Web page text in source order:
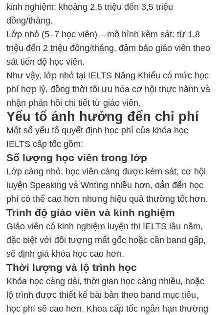
kinh nghiệm: khoảng 2,5 triệu đến 3,5 triệu
đồng/tháng.
Lớp nhỏ (5–7 học viên) – mô hình kèm sát: từ 1,8
triệu đến 2 triệu đồng/tháng, đảm bảo giáo viên theo
sát tiến độ học viên.
Như vậy, lớp nhỏ tại IELTS Năng Khiếu có mức học
phí hợp lý, đồng thời tối ưu hóa cơ hội thực hành và
nhận phản hồi chi tiết từ giáo viên.
Yếu tố ảnh hưởng đến chi phí
Một số yếu tố quyết định học phí của khóa học
IELTScấp tốc gồm:
Số lượng học viên trong lớp
Lớp càng nhỏ, học viên càng được kèm sát, cơ hội
luyện Speaking và Writing nhiều hơn, dẫn đến học
phí có thể cao hơn nhưng hiệu quả thường tốt hơn.
Trình độ giáo viên và kinh nghiệm
Giáo viên có kinh nghiệm luyện thi IELTS lâu năm,
đặc biệt với đối tượng mất gốc hoặc cần band gấp,
sẽ định giá khóa học cao hơn.
Thời lượng và lộ trình học
Khóa học càng dài, thời gian học càng nhiều, hoặc
lộ trình được thiết kế bài bản theo band mục tiêu,
học phí sẽ cao hơn. Khóa cấp tốc ngắn hạn thường